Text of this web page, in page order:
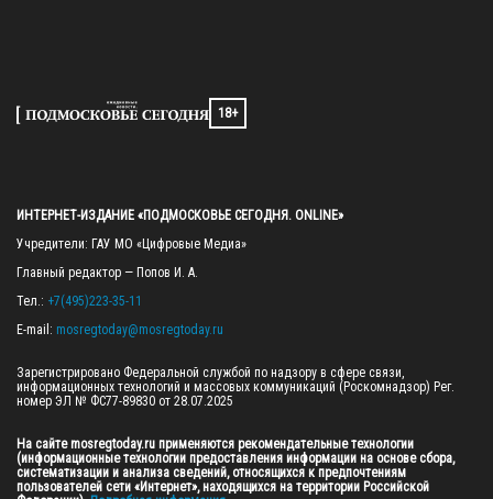
18+
ИНТЕРНЕТ-ИЗДАНИЕ «ПОДМОСКОВЬЕ СЕГОДНЯ. ONLINE»
Учредители: ГАУ МО «Цифровые Медиа»
Главный редактор — Попов И. А.
Тел.: +7(495)223-35-11
E-mail: mosregtoday@mosregtoday.ru
Зарегистрировано Федеральной службой по надзору в сфере связи,
информационных технологий и массовых коммуникаций (Роскомнадзор) Рег.
номер ЭЛ № ФС77-89830 от 28.07.2025
На сайте mosregtoday.ru применяются рекомендательные технологии
(информационные технологии предоставления информации на основе сбора,
систематизации и анализа сведений, относящихся к предпочтениям
пользователей сети «Интернет», находящихся на территории Российской